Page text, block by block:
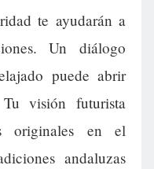
te ayudarán a
Un diálogo
puede abrir
Tu visión futurista
originales en el
andaluzas